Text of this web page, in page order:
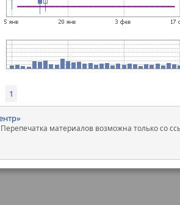
1
материалов возможна только со